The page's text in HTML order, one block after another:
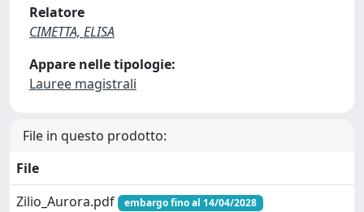
Relatore
CIMETTA, ELISA
Appare nelle tipologie:
Lauree magistrali
File in questo prodotto:
File
Zilio_Aurora.pdf
embargo fino al 14/04/2028